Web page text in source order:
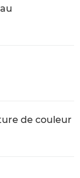
de couleur